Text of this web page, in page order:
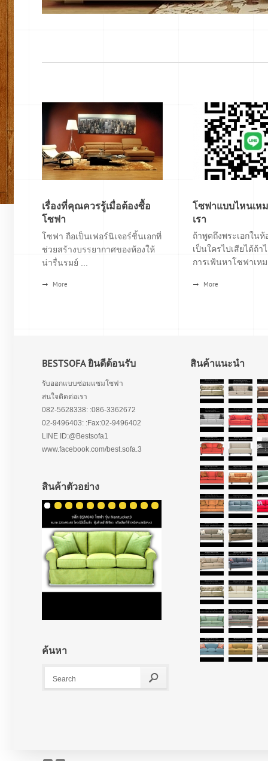
เรื่องที่คุณควรรู้เมื่อต้องซื้อ
โซฟา
โซฟา ถือเป็นเฟอร์นิเจอร์ชิ้นเอกที่
ช่วยสร้างบรรยากาศของห้องให้
น่ารื่นรมย์ ...
More
โซฟาแบบไหนเห
เรา
ถ้าพูดถึงพระเอกในห้
เป็นใครไปเสียได้ถ้า
การเฟ้นหาโซฟาเหม
More
BESTSOFA ยินดีต้อนรับ
รับออกแบบซ่อมแซมโซฟา
สนใจติดต่อเรา
082-5628338: :086-3362672
02-9496403: :Fax:02-9496402
LINE ID:@Bestsofa1
www.facebook.com/best.sofa.3
สินค้าตัวอย่าง
ค้นหา
สินค้าแนะนำ